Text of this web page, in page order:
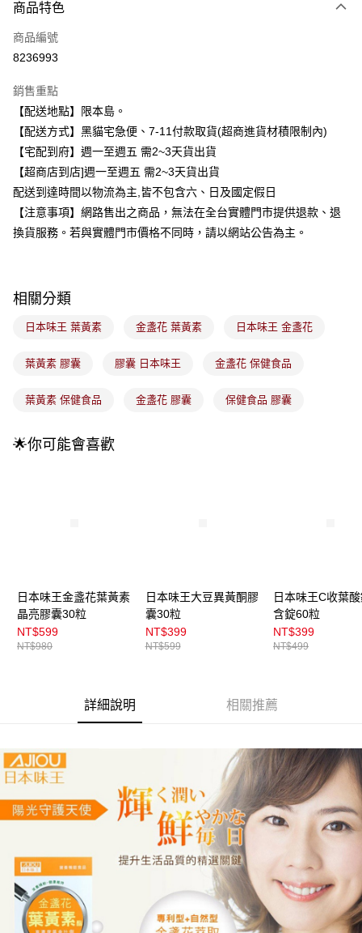
信用卡一次付款
信用卡分期付款
合作金庫商業銀行
華南商業銀行
上海商業儲蓄銀行
台北富邦商業銀行
國泰世華商業銀行
兆豐國際商業銀行
臺灣中小企業銀行
台中商業銀行
匯豐（台灣）商業銀行
華泰商業銀行
聯邦商業銀行
遠東國際商業銀行
元大商業銀行
永豐商業銀行
玉山商業銀行
星展（台灣）商業銀行
超商取貨付款
LINE Pay
Apple Pay
街口支付
相關說明
1.本服務由台灣大哥大提供，台灣大哥大用戶可立即使用無須另外申請。
流程，驗證手機門號後，選擇欲分期的期數、繳款截止日，確認付款後即完
4.訂單成立30分鐘內，如未前往確認交易或遇審核未通過，訂單將自動取
消。如遇「轉專審核」未通過狀況，表示未達大哥付你分期系統評分，恕無
用戶於交易時，得透過本服務購買商品或服務，並由商店將買賣／分期付款
買賣價金債權讓與本公司後，依約使用本公司帳單繳交帳款。
2.基於同意付款使用「大哥付你分期」之契約關係目的，商店將以您的個人
資料（包含姓名、電話或地址）提供予台灣大哥大進項蒐集、處理及利用，
ATM付款
運送方式
每筆NT$100，滿NT$899(含以上)免運費
每筆NT$100，滿NT$899(含以上)免運費
宅配
每筆NT$100，滿NT$399(含以上)免運費
商品特色
商品編號
8236993
銷售重點
【配送地點】限本島。
【配送方式】黑貓宅急便、7-11付款取貨(超商進貨材積限制內)
【宅配到府】週一至週五 需2~3天貨出貨
【超商店到店]週一至週五 需2~3天貨出貨
配送到達時間以物流為主,皆不包含六、日及國定假日
【注意事項】網路售出之商品，無法在全台實體門市提供退款、退
換貨服務。若與實體門市價格不同時，請以網站公告為主。
相關分類
日本味王 葉黃素 金盞花 葉黃素 日本味王 金盞花
葉黃素 膠囊 膠囊 日本味王 金盞花 保健食品
葉黃素 保健食品 金盞花 膠囊 保健食品 膠囊
🌟你可能會喜歡
日本味王金盞花葉黃素
晶亮膠囊30粒
NT$599
NT$980
日本味王大豆異黃酮膠
囊30粒
NT$399
NT$599
日本味王C收葉
含錠60粒
NT$399
NT$499
詳細說明 相關推薦